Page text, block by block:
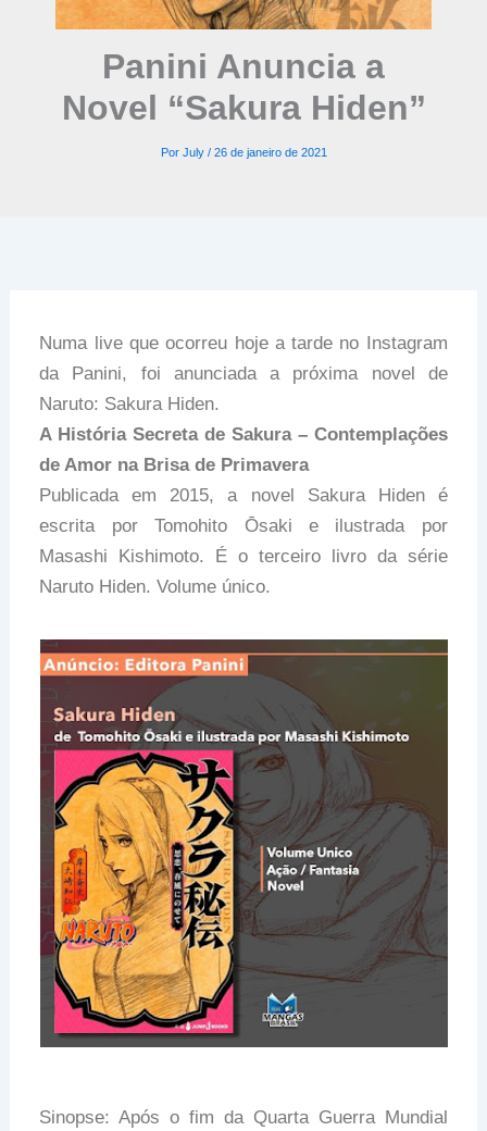
Panini Anuncia a
Novel “Sakura Hiden”
Por July / 26 de janeiro de 2021
Numa live que ocorreu hoje a tarde no Instagram
da Panini, foi anunciada a próxima novel de
Naruto: Sakura Hiden.
A História Secreta de Sakura – Contemplações
de Amor na Brisa de Primavera
Publicada em 2015, a novel Sakura Hiden é
escrita por Tomohito Ōsaki e ilustrada por
Masashi Kishimoto. É o terceiro livro da série
Naruto Hiden. Volume único.
Sinopse: Após o fim da Quarta Guerra Mundial